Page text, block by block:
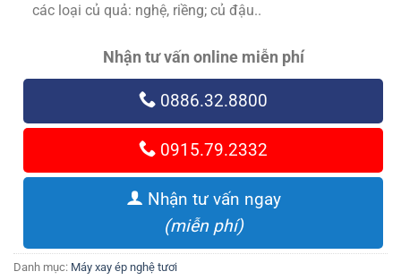
các loại củ quả: nghệ, riềng; củ đậu..
Nhận tư vấn online miễn phí
0886.32.8800
0915.79.2332
Nhận tư vấn ngay
(miễn phí)
Danh mục: Máy xay ép nghệ tươi